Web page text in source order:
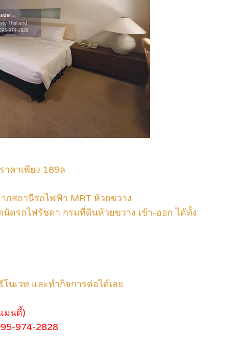
คาเพียง 189ล
กสถานีรถไฟฟ้า MRT ห้วยขวาง
ดรถไฟรัชดา กรมที่ดินห้วยขวาง เข้า-ออก ได้ทั้ง
นเวท และทำกิจการต่อได้เลย
มนดี้)
974-2828